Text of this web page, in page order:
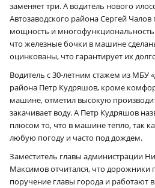
заменяет три. А водитель нового
Автозаводского района Сергей
мощность и
что железные бочки в машине
оцинкованы, что гарантирует их
Водитель с 30-летним стажем из МБУ
района Петр Кудряшов, кроме
машине, отметил высокую
закачивает воду. А Петр Кудряшов
плюсом то, что в машине тепло, так
любую погоду и часто под дождем.
Заместитель главы администрации
Максимов отчитался, что
поручение главы города и работают